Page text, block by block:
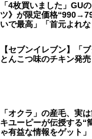
「4枚買いました」GU
ツ》が限定価格
いで最高」「首元よれ
【セブンイレブン】「
とんこつ味のチキン発売
「オクラ」の産毛、実
キユーピーが伝授する“
ゃ有益な情報をゲット」